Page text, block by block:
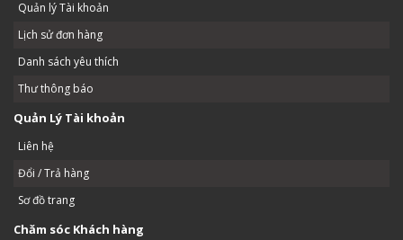
Quản lý Tài khoản
Lịch sử đơn hàng
Danh sách yêu thích
Thư thông báo
Quản Lý Tài khoản
Liên hệ
Đổi / Trả hàng
Sơ đồ trang
Chăm sóc Khách hàng